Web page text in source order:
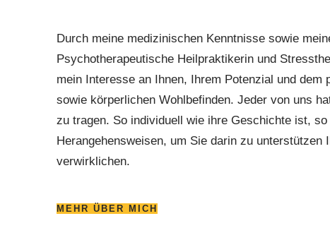
Durch meine medizinischen Kenntnisse sowie
Psychotherapeutische Heilpraktikerin und
mein Interesse an Ihnen, Ihrem Potenzial und dem
sowie körperlichen Wohlbefinden. Jeder von uns
zu tragen. So individuell wie ihre Geschichte ist,
Herangehensweisen, um Sie darin zu unterstützen
verwirklichen.
MEHR ÜBER MICH